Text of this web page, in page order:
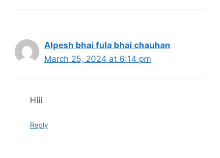
Alpesh bhai fula bhai chauhan
March 25, 2024 at 6:14 pm
Hiii
Reply